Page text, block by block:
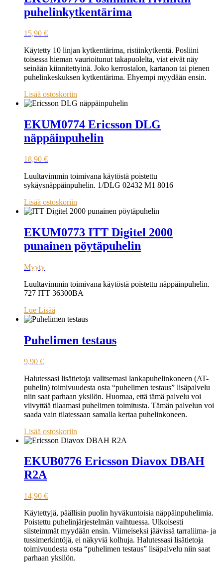
puhelinkytkentärima
15,90 €
Käytetty 10 linjan kytkentärima, ristiinkytkentä. Posliini
toisessa hieman vaurioitunut takapuolelta, viat eivät näy
seinään kiinnitettyinä. Joko kerrostalon, kartanon tai pienen
puhelinkeskuksen kytkentärima. Ehyempi myydään ensin.
Lisää ostoskoriin
EKUM0774 Ericsson DLG
näppäinpuhelin
18,90 €
Luultavimmin toimivana käytöstä poistettu
sykäysnäppäinpuhelin. 1/DLG 02432 M1 8016
Lisää ostoskoriin
EKUM0773 ITT Digitel 2000
punainen pöytäpuhelin
Myyty
Luultavimmin toimivana käytöstä poistettu näppäinpuhelin.
727 ITT 36300BA
Lue Lisää
Puhelimen testaus
9,90 €
Halutessasi lisätietoja valitsemasi lankapuhelinkoneen (AT-
puhelin) toimivuudesta osta “puhelimen testaus” lisäpalvelu
niin saat parhaan yksilön. Huomaa, että tämä palvelu voi
viivyttää tilaamasi puhelimen toimitusta. Tämän palvelun voi
saada vain tilatessaan samalla kertaa puhelinkoneen.
Lisää ostoskoriin
EKUB0776 Ericsson Diavox DBAH
R2A
14,90 €
Käytettyjä, päällisin puolin hyväkuntoisia näppäinpuhelimia.
Poistettu puhelinjärjestelmän vaihtuessa. Ulkoisesti
siisteimmät myydään ensin. Viimeiseksi jäävissä tarraliima- ja
tussimerkintöjä, ei näkyviä kolhuja. Halutessasi lisätietoja
toimivuudesta osta “puhelimen testaus” lisäpalvelu niin saat
parhaan yksilön.